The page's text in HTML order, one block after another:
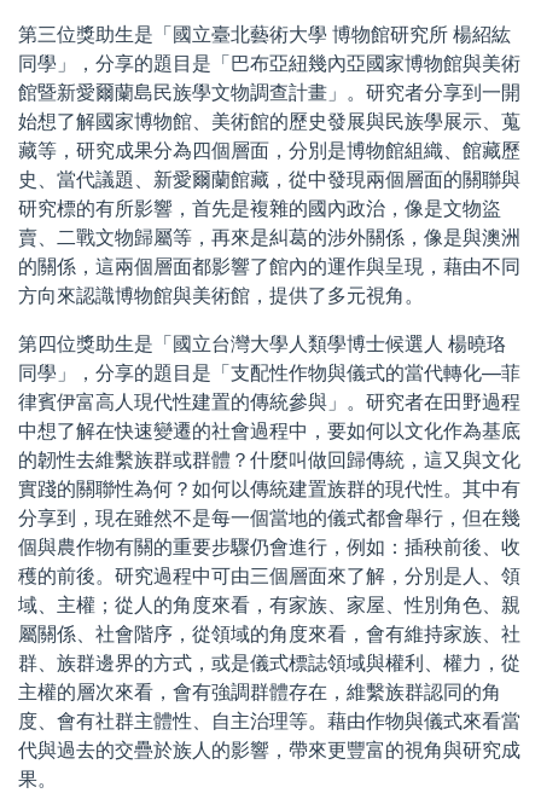
第三位獎助生是「國立臺北藝術大學 博物館研究所 楊紹紘
同學」，分享的題目是「巴布亞紐幾內亞國家博物館與美術
館暨新愛爾蘭島民族學文物調查計畫」。研究者分享到一開
始想了解國家博物館、美術館的歷史發展與民族學展示、蒐
藏等，研究成果分為四個層面，分別是博物館組織、館藏歷
史、當代議題、新愛爾蘭館藏，從中發現兩個層面的關聯與
研究標的有所影響，首先是複雜的國內政治，像是文物盜
賣、二戰文物歸屬等，再來是糾葛的涉外關係，像是與澳洲
的關係，這兩個層面都影響了館內的運作與呈現，藉由不同
方向來認識博物館與美術館，提供了多元視角。
第四位獎助生是「國立台灣大學人類學博士候選人 楊曉珞
同學」，分享的題目是「支配性作物與儀式的當代轉化—菲
律賓伊富高人現代性建置的傳統參與」。研究者在田野過程
中想了解在快速變遷的社會過程中，要如何以文化作為基底
的韌性去維繫族群或群體？什麼叫做回歸傳統，這又與文化
實踐的關聯性為何？如何以傳統建置族群的現代性。其中有
分享到，現在雖然不是每一個當地的儀式都會舉行，但在幾
個與農作物有關的重要步驟仍會進行，例如：插秧前後、收
穫的前後。研究過程中可由三個層面來了解，分別是人、領
域、主權；從人的角度來看，有家族、家屋、性別角色、親
屬關係、社會階序，從領域的角度來看，會有維持家族、社
群、族群邊界的方式，或是儀式標誌領域與權利、權力，從
主權的層次來看，會有強調群體存在，維繫族群認同的角
度、會有社群主體性、自主治理等。藉由作物與儀式來看當
代與過去的交疊於族人的影響，帶來更豐富的視角與研究成
果。